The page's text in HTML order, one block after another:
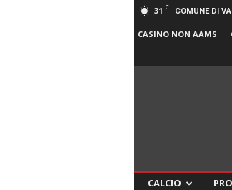
31 C COMUNE DI
CASINO NON AAMS
CALCIO